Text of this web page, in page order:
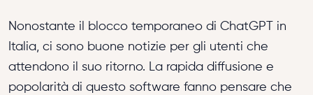
Nonostante il blocco temporaneo di ChatGPT in
Italia, ci sono buone notizie per gli utenti che
attendono il suo ritorno. La rapida diffusione e
popolarità di questo software fanno pensare che